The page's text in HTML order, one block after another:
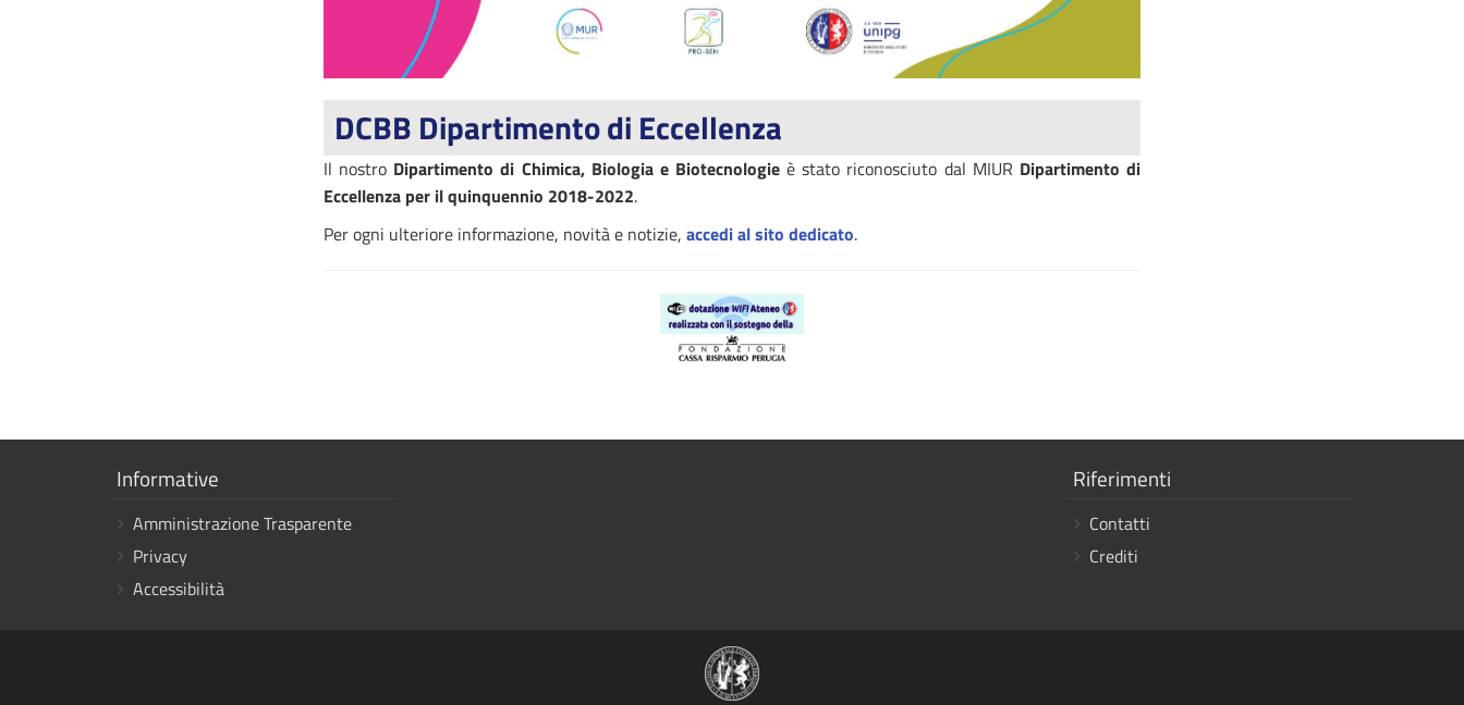
DCBB Dipartimento di Eccellenza
Il nostro Dipartimento di Chimica, Biologia e Biotecnologie è stato riconosciuto dal MIUR Dipartimento di
Eccellenza per il quinquennio 2018-2022.
Per ogni ulteriore informazione, novità e notizie, accedi al sito dedicato.
Mostra
Informative
Amministrazione Trasparente
Privacy
Accessibilità
Mostra
link
Riferimenti
Contatti
Crediti